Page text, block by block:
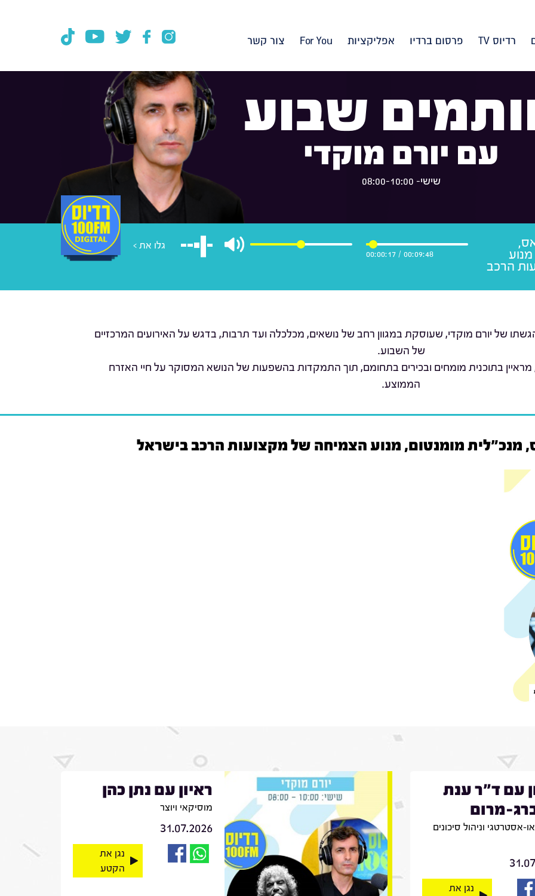
רדיוס TV פרסום ברדיו אפליקציות For You צור קשר
שבוע
עם יורם מוקדי
שישי- 08:00-10:00
גלו את >
00:09:48
/
00:00:17
הרכב
של יורם מוקדי, שעוסקת במגוון רחב של נושאים, מכלכלה ועד תרבות, בדגש על האירועים המרכזיים
של השבוע.
בתוכנית מומחים ובכירים בתחומם, תוך התמקדות בהשפעות של הנושא המסוקר על חיי האזרח
הממוצע.
מנכ"לית מומנטום, מנוע הצמיחה של מקצועות הרכב בישראל
עם ד"ר ענת
מרום
אסטרטגי וניהול סיכונים
נגן את
ראיון עם נתן כהן
מוסיקאי ויוצר
31.07.2026
נגן את
הקטע